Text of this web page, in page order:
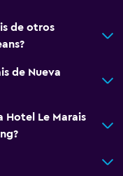
de otros
de Nueva
Hotel Le Marais